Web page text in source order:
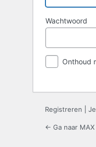
Wachtwoord
Onthoud
Registreren
← Ga naar